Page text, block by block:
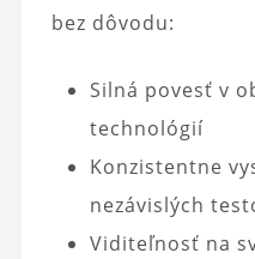
bez dôvodu:
Silná povesť v
technológií
Konzistentne
nezávislých
Viditeľnosť na